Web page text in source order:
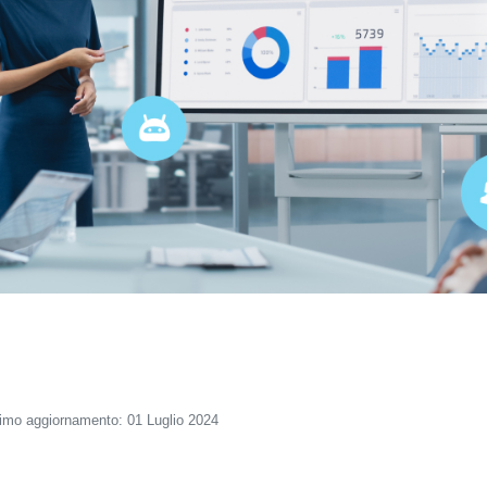
aggiornamento: 01 Luglio 2024